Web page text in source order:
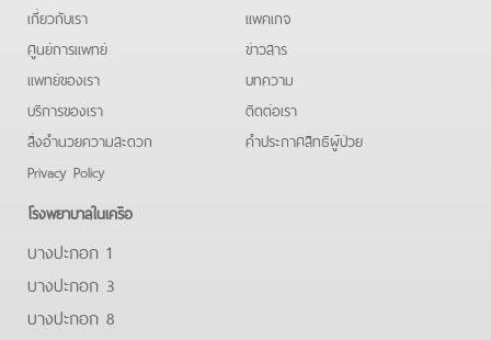
เกี่ยวกับเรา
ศูนย์การแพทย์
แพทย์ของเรา
บริการของเรา
สิ่งอำนวยความสะดวก
Privacy Policy
แพคเกจ
ข่าวสาร
บทความ
ติดต่อเรา
คําประกาศสิทธิผู้ป่วย
โรงพยาบาลในเครือ
บางปะกอก 1
บางปะกอก 3
บางปะกอก 8